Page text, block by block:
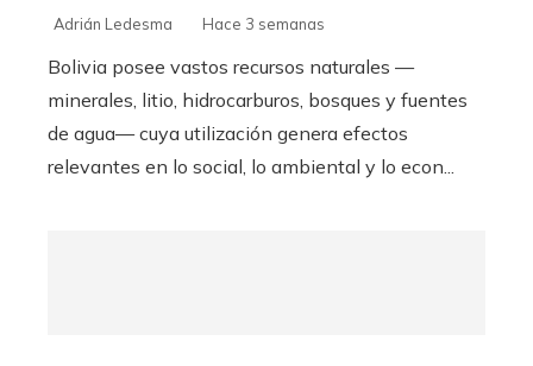
Adrián Ledesma Hace 3 semanas
Bolivia posee vastos recursos naturales —
minerales, litio, hidrocarburos, bosques y fuentes
de agua— cuya utilización genera efectos
relevantes en lo social, lo ambiental y lo econ...